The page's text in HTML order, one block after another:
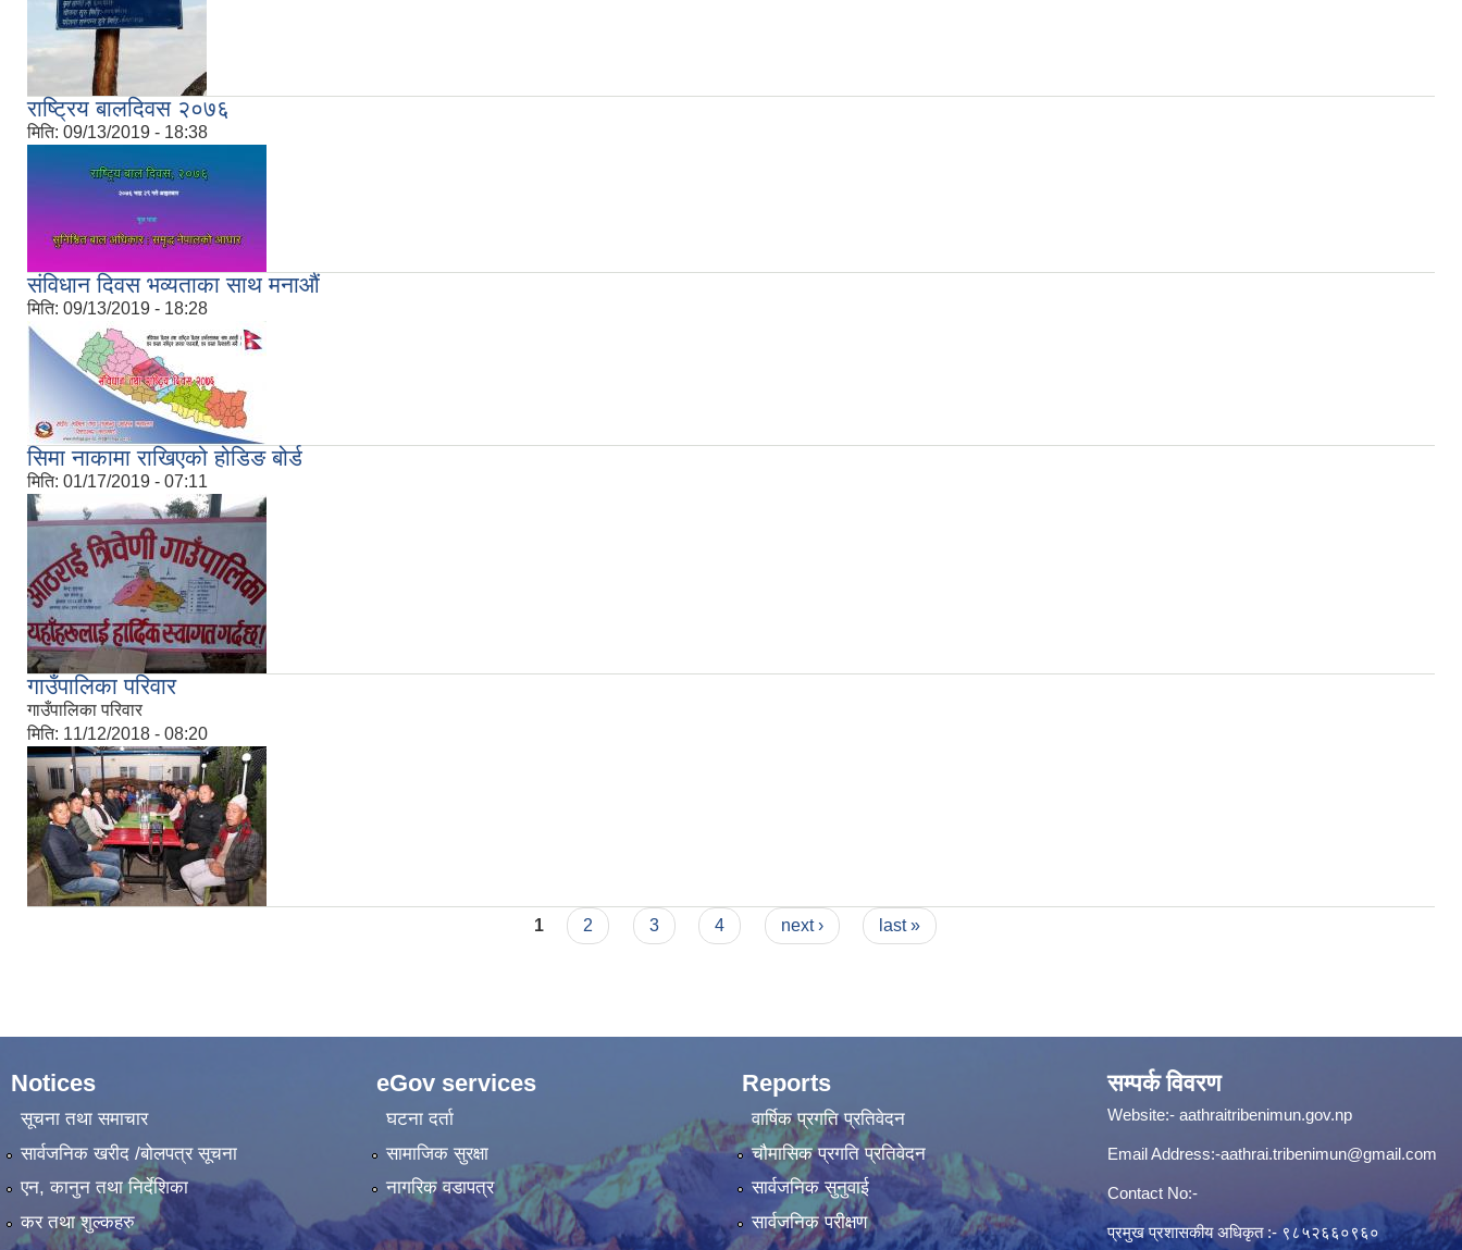
राष्ट्रिय बालदिवस २०७६
मिति: 09/13/2019 - 18:38
संविधान दिवस भव्यताका साथ मनाऔं
मिति: 09/13/2019 - 18:28
सिमा नाकामा राखिएको होडिङ बोर्ड
मिति: 01/17/2019 - 07:11
गाउँपालिका परिवार
गाउँपालिका परिवार
मिति: 11/12/2018 - 08:20
1 2 3 4 next › last »
Notices
सूचना तथा समाचार
सार्वजनिक खरीद /बोलपत्र सूचना
एन, कानुन तथा निर्देशिका
कर तथा शुल्कहरु
eGov services
घटना दर्ता
सामाजिक सुरक्षा
नागरिक वडापत्र
Reports
वार्षिक प्रगति प्रतिवेदन
चौमासिक प्रगति प्रतिवेदन
सार्वजनिक सुनुवाई
सार्वजनिक परीक्षण
सम्पर्क विवरण
Website:- aathraitribenimun.gov.np
Email Address:-aathrai.tribenimun@gmail.com
Contact No:-
प्रमुख प्रशासकीय अधिकृत :- ९८५२६६०९६०